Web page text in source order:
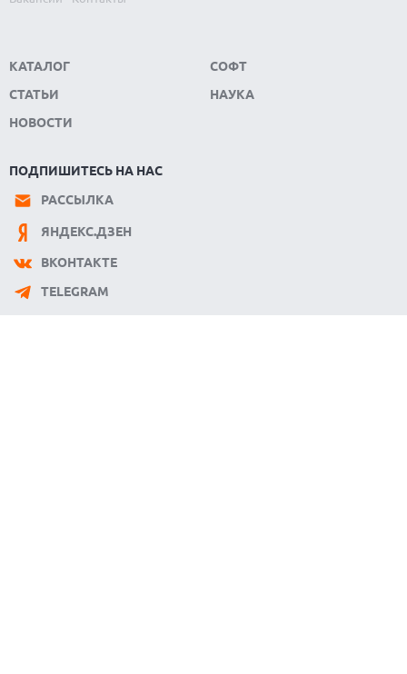
КАТАЛОГ
СТАТЬИ
НОВОСТИ
СОФТ
НАУКА
ПОДПИШИТЕСЬ НА НАС
РАССЫЛКА
ЯНДЕКС.ДЗЕН
ВКОНТАКТЕ
TELEGRAM